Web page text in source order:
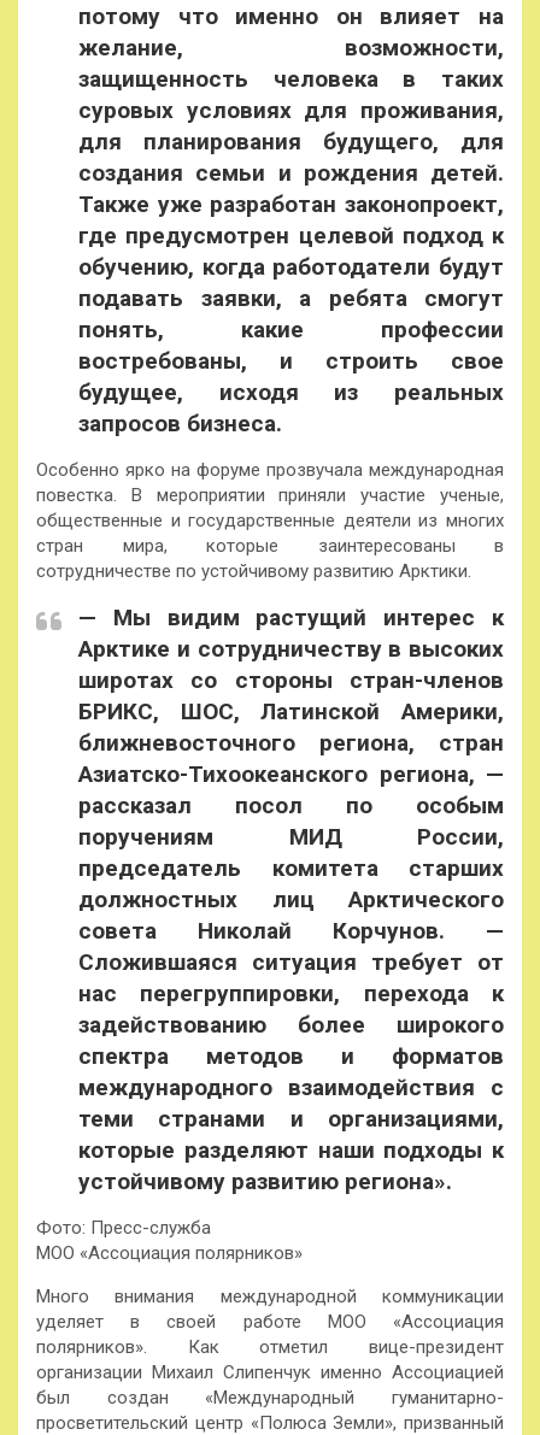
потому что именно он влияет на
желание, возможности,
защищенность человека в таких
суровых условиях для проживания,
для планирования будущего, для
создания семьи и рождения детей.
Также уже разработан законопроект,
где предусмотрен целевой подход к
обучению, когда работодатели будут
подавать заявки, а ребята смогут
понять, какие профессии
востребованы, и строить свое
будущее, исходя из реальных
запросов бизнеса.
Особенно ярко на форуме прозвучала международная
повестка. В мероприятии приняли участие ученые,
общественные и государственные деятели из многих
стран мира, которые заинтересованы в
сотрудничестве по устойчивому развитию Арктики.
— Мы видим растущий интерес к
Арктике и сотрудничеству в высоких
широтах со стороны стран-членов
БРИКС, ШОС, Латинской Америки,
ближневосточного региона, стран
Азиатско-Тихоокеанского региона, —
рассказал посол по особым
поручениям МИД России,
председатель комитета старших
должностных лиц Арктического
совета Николай Корчунов. —
Сложившаяся ситуация требует от
нас перегруппировки, перехода к
задействованию более широкого
спектра методов и форматов
международного взаимодействия с
теми странами и организациями,
которые разделяют наши подходы к
устойчивому развитию региона».
Фото: Пресс-служба
МОО «Ассоциация полярников»
Много внимания международной коммуникации
уделяет в своей работе МОО «Ассоциация
полярников». Как отметил вице-президент
организации Михаил Слипенчук именно Ассоциацией
был создан «Международный гуманитарно-
просветительский центр «Полюса Земли», призванный